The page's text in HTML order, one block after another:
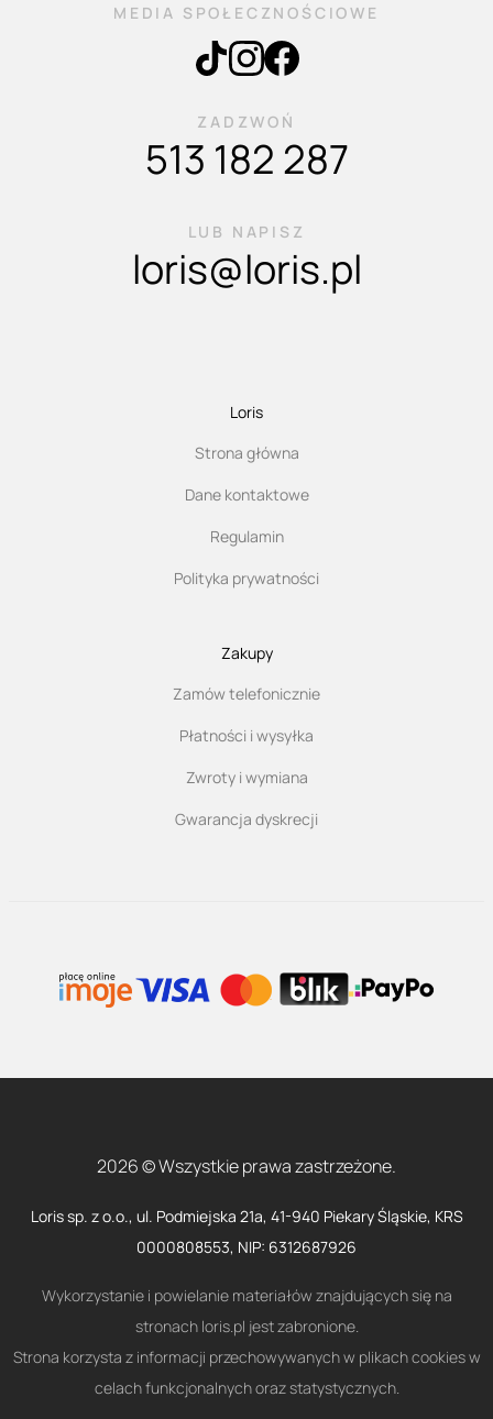
MEDIA SPOŁECZNOŚCIOWE
ZADZWOŃ
513 182 287
LUB NAPISZ
loris@loris.pl
Loris
Strona główna
Dane kontaktowe
Regulamin
Polityka prywatności
Zakupy
Zamów telefonicznie
Płatności i wysyłka
Zwroty i wymiana
Gwarancja dyskrecji
2026 © Wszystkie prawa zastrzeżone.
Loris sp. z o.o., ul. Podmiejska 21a, 41-940 Piekary Śląskie, KRS
0000808553, NIP: 6312687926
Wykorzystanie i powielanie materiałów znajdujących się na
stronach loris.pl jest zabronione.
Strona korzysta z informacji przechowywanych w plikach cookies w
celach funkcjonalnych oraz statystycznych.